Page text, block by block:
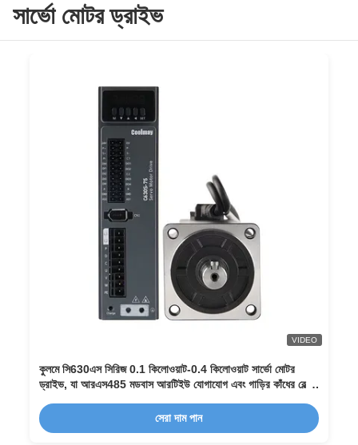
সার্ভো মোটর ড্রাইভ
VIDEO
কুলমে সি630এস সিরিজ 0.1 কিলোওয়াট-0.4 কিলোওয়াট সার্ভো মোটর
ড্রাইভ, যা আরএস485 মডবাস আরটিইউ যোগাযোগ এবং গাড়ির কাঁধের বেল্ট
সেরা দাম পান